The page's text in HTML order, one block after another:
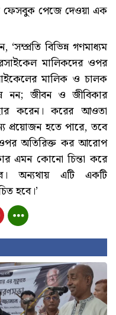
ফেসবুক পেজে দেওয়া এক
বিভিন্ন গণমাধ্যম
মালিকদের ওপর
মালিক ও চালক
নন; জীবন ও জীবিকার
করেন। করের আওতা
প্রয়োজন হতে পারে, তবে
ওপর অতিরিক্ত কর আরোপ
এমন কোনো চিন্তা করে
অন্যথায় এটি একটি
হবে।’